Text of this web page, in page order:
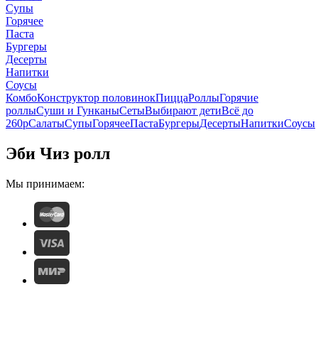
Супы
Горячее
Паста
Бургеры
Десерты
Напитки
Соусы
КомбоКонструктор половинокПиццаРоллыГорячие
роллыСуши и ГунканыСетыВыбирают детиВсё до
260рСалатыСупыГорячееПастаБургерыДесертыНапиткиСоусы
Эби Чиз ролл
Мы принимаем: